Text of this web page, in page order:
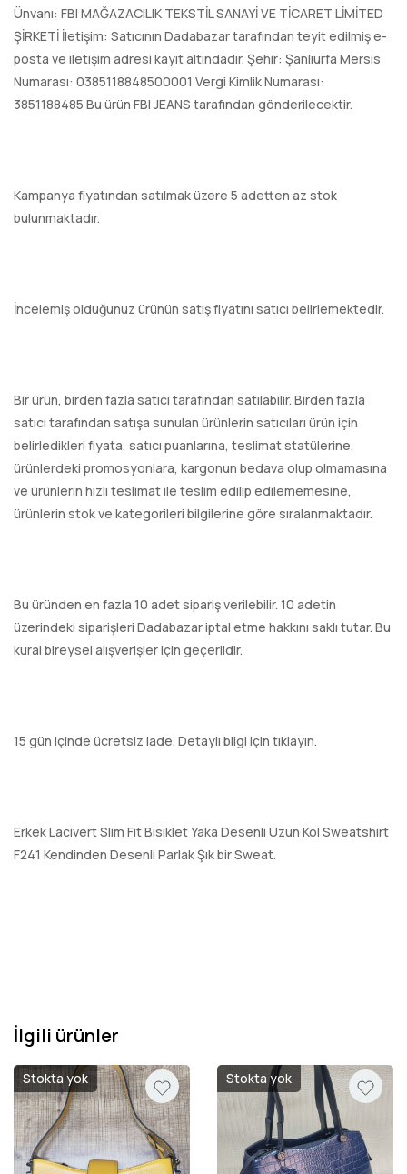
Ünvanı: FBI MAĞAZACILIK TEKSTİL SANAYİ VE TİCARET LİMİTED
ŞİRKETİ İletişim: Satıcının Dadabazar tarafından teyit edilmiş e-
posta ve iletişim adresi kayıt altındadır. Şehir: Şanlıurfa Mersis
Numarası: 0385118848500001 Vergi Kimlik Numarası:
3851188485 Bu ürün FBI JEANS tarafından gönderilecektir.
Kampanya fiyatından satılmak üzere 5 adetten az stok
bulunmaktadır.
İncelemiş olduğunuz ürünün satış fiyatını satıcı belirlemektedir.
Bir ürün, birden fazla satıcı tarafından satılabilir. Birden fazla
satıcı tarafından satışa sunulan ürünlerin satıcıları ürün için
belirledikleri fiyata, satıcı puanlarına, teslimat statülerine,
ürünlerdeki promosyonlara, kargonun bedava olup olmamasına
ve ürünlerin hızlı teslimat ile teslim edilip edilememesine,
ürünlerin stok ve kategorileri bilgilerine göre sıralanmaktadır.
Bu üründen en fazla 10 adet sipariş verilebilir. 10 adetin
üzerindeki siparişleri Dadabazar iptal etme hakkını saklı tutar. Bu
kural bireysel alışverişler için geçerlidir.
15 gün içinde ücretsiz iade. Detaylı bilgi için tıklayın.
Erkek Lacivert Slim Fit Bisiklet Yaka Desenli Uzun Kol Sweatshirt
F241 Kendinden Desenli Parlak Şık bir Sweat.
İlgili ürünler
Stokta yok Stokta yok